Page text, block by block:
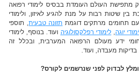
מתפישת העולם העומדת בבסיס לימודי רפואה
בין שיטות רבות על מנת להגיע לאיזון, ולימודי
עם תחומים מרתקים דוגמת תזונה טבעית, תוספי
יוגה ,לימודי רפלקסולוגיה ועוד. בנוסף, לימודי
ידע מעולם הרפואה המערבית, ובכלל זה
בדיקות מעבדה, ועוד.
לבדוק לפני שנרשמים לקורס?